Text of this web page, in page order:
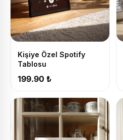
Kişiye Özel Spotify
Tablosu
199.90 ₺